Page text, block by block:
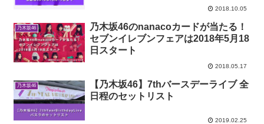
2018.10.05
乃木坂46
乃木坂46のnanacoカードが当たる！
セブンイレブンフェアは2018年5月18
日スタート
2018.05.17
乃木坂46
【乃木坂46】7thバースデーライブ 全
日程のセットリスト
2019.02.25